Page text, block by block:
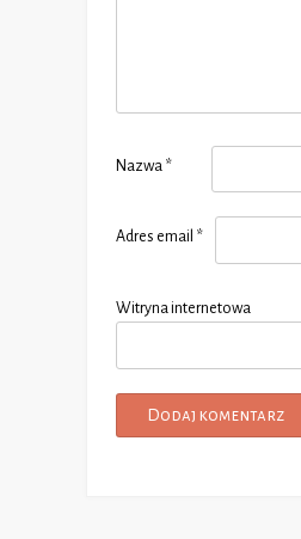
Nazwa *
Adres email *
Witryna internetowa